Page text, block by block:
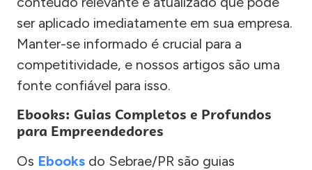
ser aplicado imediatamente em sua empresa.
Manter-se informado é crucial para a
competitividade, e nossos artigos são uma
fonte confiável para isso.
Ebooks: Guias Completos e Profundos
para Empreendedores
Os Ebooks do Sebrae/PR são guias